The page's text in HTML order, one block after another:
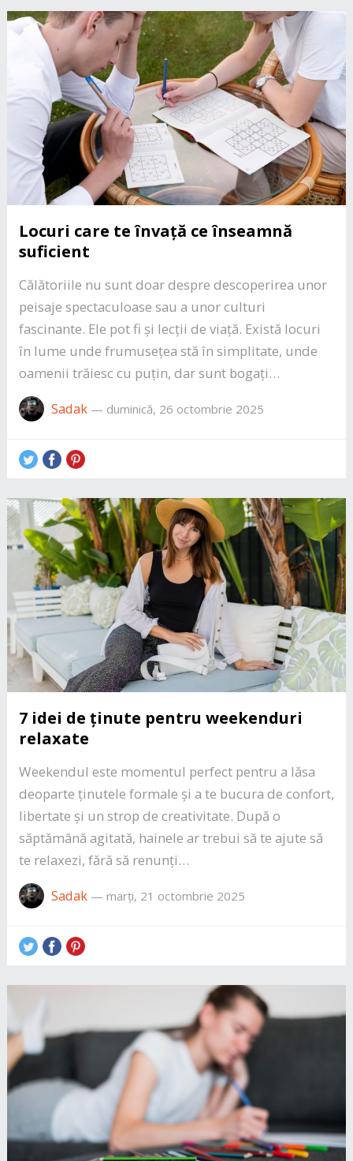
Locuri care te învață ce înseamnă
suficient
Călătoriile nu sunt doar despre descoperirea unor
peisaje spectaculoase sau a unor culturi
fascinante. Ele pot fi și lecții de viață. Există locuri
în lume unde frumusețea stă în simplitate, unde
oamenii trăiesc cu puțin, dar sunt bogați…
Sadak— duminică, 26 octombrie 2025
7 idei de ținute pentru weekenduri
relaxate
Weekendul este momentul perfect pentru a lăsa
deoparte ținutele formale și a te bucura de confort,
libertate și un strop de creativitate. După o
săptămână agitată, hainele ar trebui să te ajute să
te relaxezi, fără să renunți…
Sadak— marți, 21 octombrie 2025